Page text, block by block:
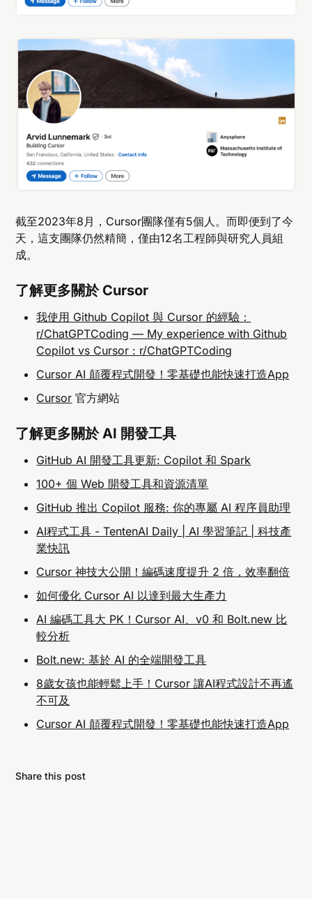
截至2023年8月，Cursor團隊僅有5個人。而即便到了今
天，這支團隊仍然精簡，僅由12名工程師與研究人員組
成。
了解更多關於 Cursor
我使用 Github Copilot 與 Cursor 的經驗：
r/ChatGPTCoding — My experience with Github
Copilot vs Cursor : r/ChatGPTCoding
Cursor AI 顛覆程式開發！零基礎也能快速打造App
Cursor 官方網站
了解更多關於 AI 開發工具
GitHub AI 開發工具更新: Copilot 和 Spark
100+ 個 Web 開發工具和資源清單
GitHub 推出 Copilot 服務: 你的專屬 AI 程序員助理
AI程式工具 - TentenAI Daily | AI 學習筆記 | 科技產
業快訊
Cursor 神技大公開！編碼速度提升 2 倍，效率翻倍
如何優化 Cursor AI 以達到最大生產力
AI 編碼工具大 PK！Cursor AI、v0 和 Bolt.new 比
較分析
Bolt.new: 基於 AI 的全端開發工具
8歲女孩也能輕鬆上手！Cursor 讓AI程式設計不再遙
不可及
Cursor AI 顛覆程式開發！零基礎也能快速打造App
Share this post